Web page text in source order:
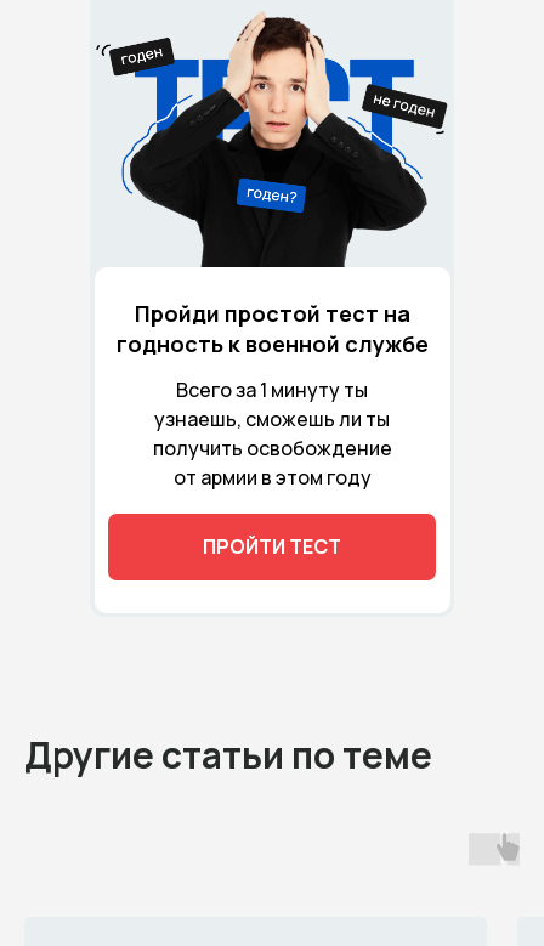
Всего за 1 минуту ты
узнаешь, сможешь ли ты
получить освобождение
от армии в этом году
Пройди простой тест на
годность к военной службе
ПРОЙТИ ТЕСТ
Другие статьи по теме